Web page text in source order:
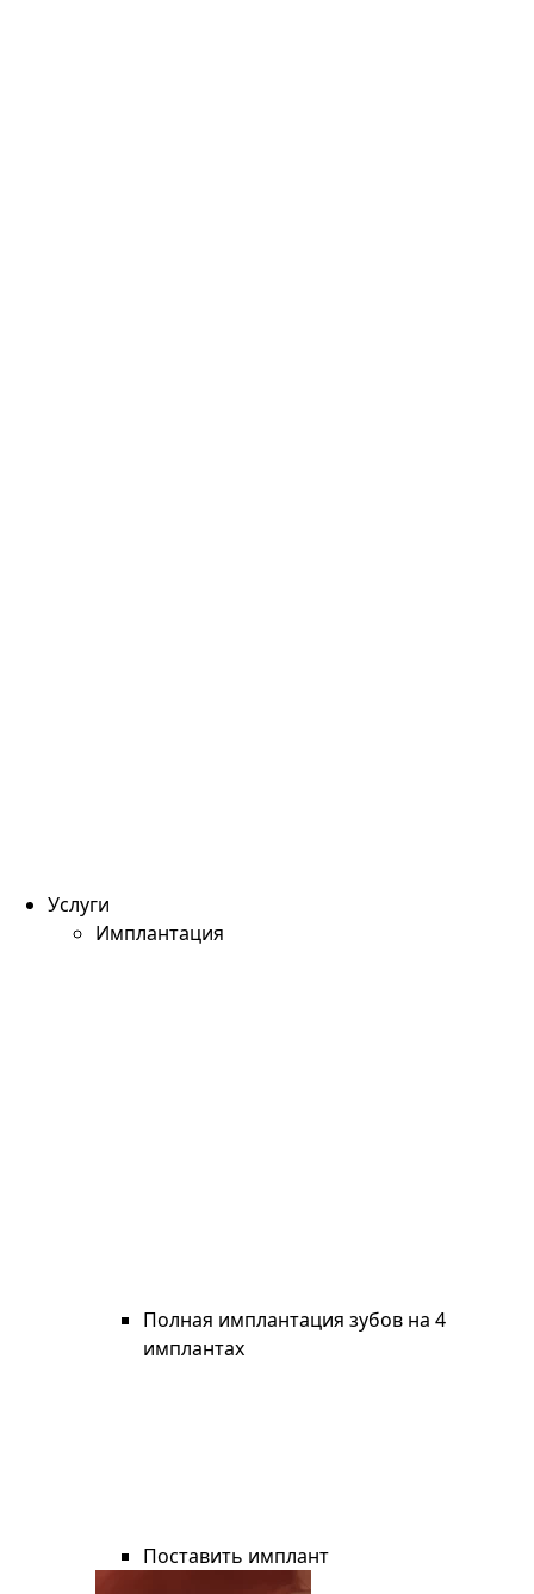
Услуги
Имплантация
Полная имплантация зубов на 4
имплантах
Поставить имплант